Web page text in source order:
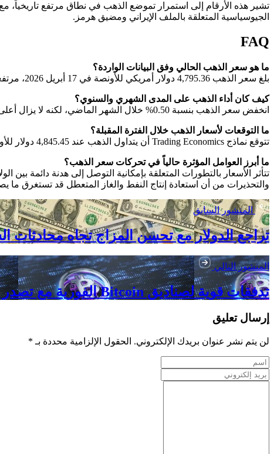
تشير هذه الأرقام إلى استمرار تموضع الذهب في نطاق مرتفع تاريخياً،
الجيوسياسية المتعلقة بالملف الإيراني ومضيق هرمز.
FAQ
ما هو سعر الذهب الحالي وفق البيانات الواردة؟
بلغ سعر الذهب 4,795.36 دولار أمريكي للأونصة في 17 أبريل 2026، مرتفعاً بنسبة 0.14% عن اليوم السابق.
كيف كان أداء الذهب على المدى الشهري والسنوي؟
انخفض سعر الذهب بنسبة 0.50% خلال الشهر الماضي، لكنه لا يزال أعلى بنحو 39.63% مقارنة بمستواه قبل عام.
ما التوقعات لأسعار الذهب خلال الفترة المقبلة؟
تتوقع نماذج Trading Economics أن يتداول الذهب عند 4,845.45 دولار للأونصة بنهاية هذا الربع، وأن يصل إلى نحو 5,187.88 دولار خلال الاثني عشر شهراً القادمة.
ما أبرز العوامل المؤثرة حالياً في تحركات سعر الذهب؟
تتأثر الأسعار بالتطورات المتعلقة بإمكانية التوصل إلى هدنة دائمة
والتحذيرات من أن استعادة إنتاج النفط والغاز المتعطل قد تستغرق ما
المنشور السابق
تراجع الدولار مع تحسن المزاج تجاه محادثات
المنشور التالي
تدفقات قوية لصناديق Bitcoin الفورية مع تصدر MSBT للمشهد
إرسال تعليق
لن يتم نشر عنوان بريدك الإلكتروني. الحقول الإلزامية محددة بـ *